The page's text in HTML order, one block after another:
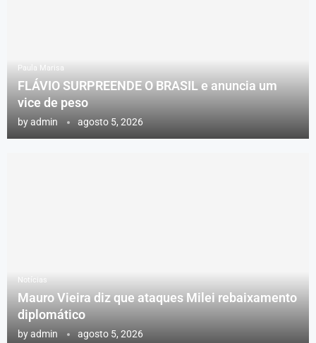
Paula Marisa
FLÁVIO SURPREENDE O BRASIL e anuncia um
vice de peso
byadmin agosto 5, 2026
Notícias
Mauro Vieira diz que ataques Milei rebaixamento
diplomático
byadmin agosto 5, 2026